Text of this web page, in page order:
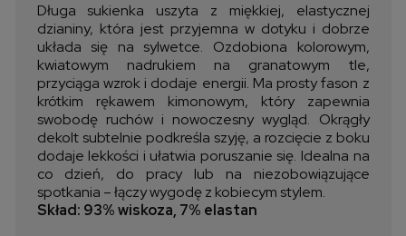
Długa sukienka uszyta z miękkiej, elastycznej
dzianiny, która jest przyjemna w dotyku i dobrze
układa się na sylwetce. Ozdobiona kolorowym,
kwiatowym nadrukiem na granatowym tle,
przyciąga wzrok i dodaje energii. Ma prosty fason z
krótkim rękawem kimonowym, który zapewnia
swobodę ruchów i nowoczesny wygląd. Okrągły
dekolt subtelnie podkreśla szyję, a rozcięcie z boku
dodaje lekkości i ułatwia poruszanie się. Idealna na
co dzień, do pracy lub na niezobowiązujące
spotkania – łączy wygodę z kobiecym stylem.
Skład: 93% wiskoza, 7% elastan